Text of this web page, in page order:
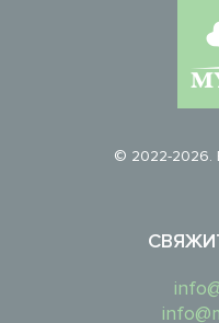
© 2022-2026.